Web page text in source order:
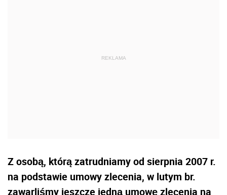
Z osobą, którą zatrudniamy od sierpnia 2007 r.
na podstawie umowy zlecenia, w lutym br.
zawarliśmy jeszcze jedną umowę zlecenia na